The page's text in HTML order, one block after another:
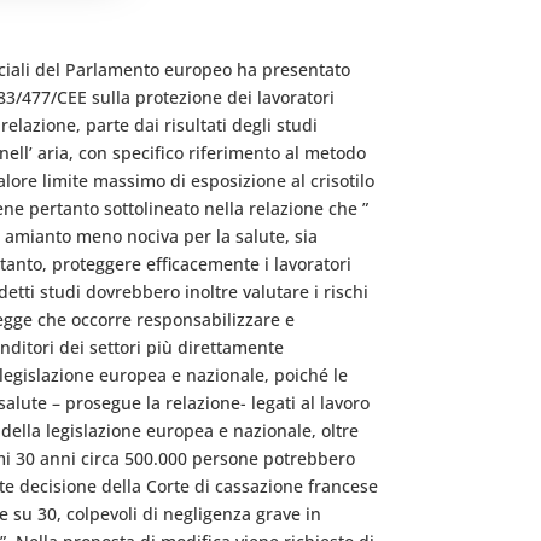
del Parlamento europeo ha presentato
477/CEE sulla protezione dei lavoratori
parte dai risultati degli studi
aria, con specifico riferimento al metodo
limite massimo di esposizione al crisotilo
pertanto sottolineato nella relazione che ”
meno nociva per la salute, sia
proteggere efficacemente i lavoratori
studi dovrebbero inoltre valutare i rischi
che occorre responsabilizzare e
dei settori più direttamente
europea e nazionale, poiché le
– prosegue la relazione- legati al lavoro
legislazione europea e nazionale, oltre
30 anni circa 500.000 persone potrebbero
decisione della Corte di cassazione francese
30, colpevoli di negligenza grave in